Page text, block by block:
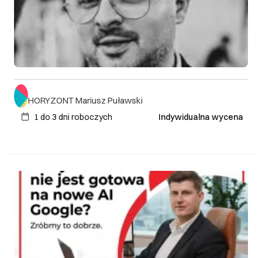
HORYZONT Mariusz Puławski
1 do 3 dni roboczych Indywidualna wycena